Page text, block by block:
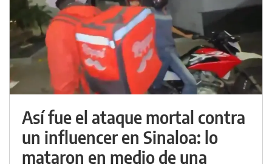
Así fue el ataque mortal contra
un influencer en Sinaloa: lo
mataron en medio de una